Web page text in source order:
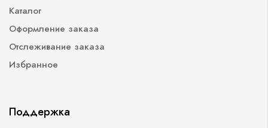
Каталог
Оформление заказа
Отслеживание заказа
Избранное
Поддержка